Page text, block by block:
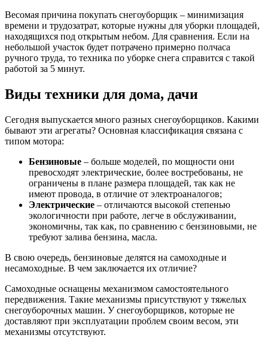
Весомая причина покупать снегоуборщик – минимизация
времени и трудозатрат, которые нужны для уборки площадей,
находящихся под открытым небом. Для сравнения. Если на
небольшой участок будет потрачено примерно полчаса
ручного труда, то техника по уборке снега справится с такой
работой за 5 минут.
Виды техники для дома, дачи
Сегодня выпускается много разных снегоуборщиков. Какими
бывают эти агрегаты? Основная классификация связана с
типом мотора:
Бензиновые – больше моделей, по мощности они
превосходят электрические, более востребованы, не
ограничены в плане размера площадей, так как не
имеют провода, в отличие от электроаналогов;
Электрические – отличаются высокой степенью
экологичности при работе, легче в обслуживании,
экономичны, так как, по сравнению с бензиновыми, не
требуют залива бензина, масла.
В свою очередь, бензиновые делятся на самоходные и
несамоходные. В чем заключается их отличие?
Самоходные оснащены механизмом самостоятельного
передвижения. Такие механизмы присутствуют у тяжелых
снегоуборочных машин. У снегоуборщиков, которые не
доставляют при эксплуатации проблем своим весом, эти
механизмы отсутствуют.